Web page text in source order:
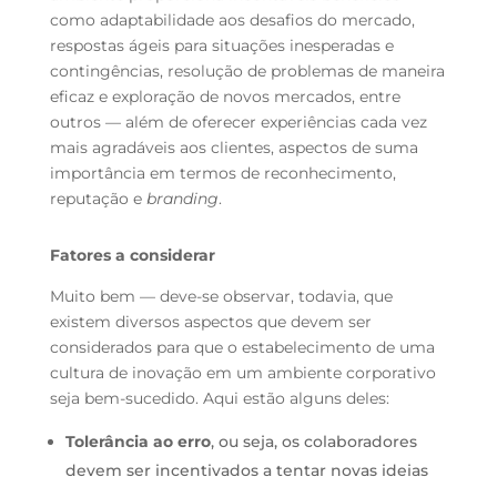
como adaptabilidade aos desafios do mercado,
respostas ágeis para situações inesperadas e
contingências, resolução de problemas de maneira
eficaz e exploração de novos mercados, entre
outros — além de oferecer experiências cada vez
mais agradáveis aos clientes, aspectos de suma
importância em termos de reconhecimento,
reputação e branding.
Fatores a considerar
Muito bem — deve-se observar, todavia, que
existem diversos aspectos que devem ser
considerados para que o estabelecimento de uma
cultura de inovação em um ambiente corporativo
seja bem-sucedido. Aqui estão alguns deles:
Tolerância ao erro, ou seja, os colaboradores
devem ser incentivados a tentar novas ideias